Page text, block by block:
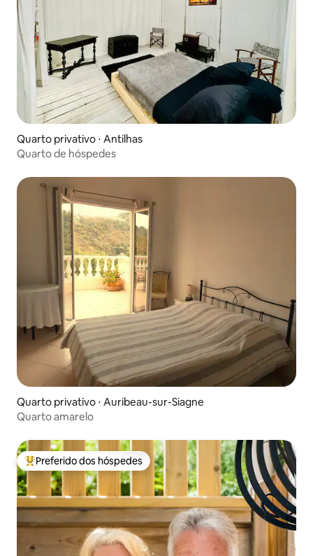
Quarto privativo ⋅ Antilhas
Quarto de hóspedes
Quarto privativo ⋅ Auribeau-sur-Siagne
Quarto amarelo
Entre os melhores preferidos dos hóspedes
Preferido dos hóspedes